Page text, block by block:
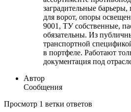
заградительные
для ворот, опоры
9001, ТУ собственные,
обязательны. Из
транспортной
в портфеле. Работают
документация под
Автор
Сообщения
Просмотр 1 ветки ответов